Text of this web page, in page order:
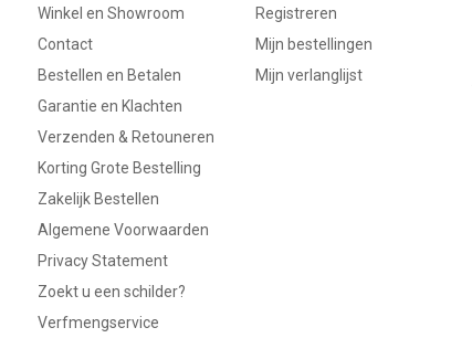
Winkel en Showroom
Contact
Bestellen en Betalen
Garantie en Klachten
Verzenden & Retouneren
Korting Grote Bestelling
Zakelijk Bestellen
Algemene Voorwaarden
Privacy Statement
Zoekt u een schilder?
Verfmengservice
Registreren
Mijn bestellingen
Mijn verlanglijst